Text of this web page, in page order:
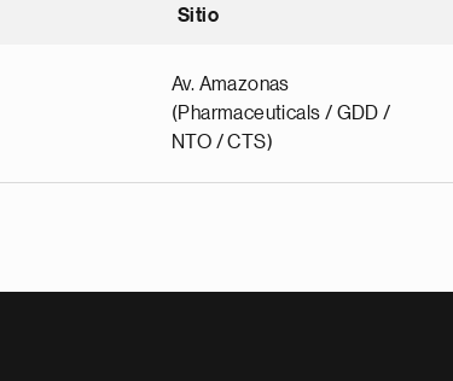
Sitio
Av. Amazonas
(Pharmaceuticals / GDD /
NTO / CTS)